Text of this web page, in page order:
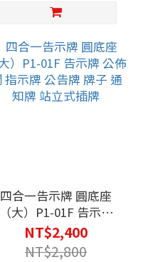
四合一告示牌 圓底座
（大）P1-01F 告示牌
公佈欄 指示牌 公告牌
牌子 通知牌 站立式插牌
NT$2,400
NT$2,800